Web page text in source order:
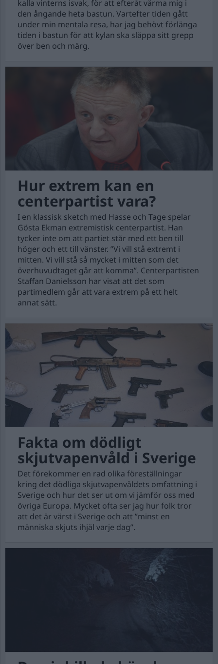
kalla vinterns isvak, för att efteråt värma mig i
den ångande heta bastun. Vartefter tiden gått
under min mentala resa, har jag behövt förlänga
tiden i bastun för att kylan ska släppa sitt grepp
över ben och märg.
Hur extrem kan en
centerpartist vara?
I en klassisk sketch med Hasse och Tage spelar
Gösta Ekman extremistisk centerpartist. Han
tycker inte om att partiet står med ett ben till
höger och ett till vänster. ”Vi vill stå extremt i
mitten. Vi vill stå så mycket i mitten som det
överhuvudtaget går att komma”. Centerpartisten
Staffan Danielsson har visat att det som
partimedlem går att vara extrem på ett helt
annat sätt.
Fakta om dödligt
skjutvapenvåld i Sverige
Det förekommer en rad olika föreställningar
kring det dödliga skjutvapenvåldets omfattning i
Sverige och hur det ser ut om vi jämför oss med
övriga Europa. Mycket ofta ser jag hur folk tror
att det är värst i Sverige och att ”minst en
människa skjuts ihjäl varje dag”.